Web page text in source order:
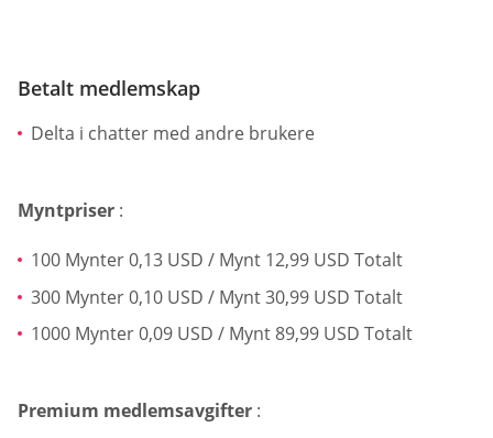
Betalt medlemskap
Delta i chatter med andre brukere
Myntpriser :
100 Mynter 0,13 USD / Mynt 12,99 USD Totalt
300 Mynter 0,10 USD / Mynt 30,99 USD Totalt
1000 Mynter 0,09 USD / Mynt 89,99 USD Totalt
Premium medlemsavgifter :